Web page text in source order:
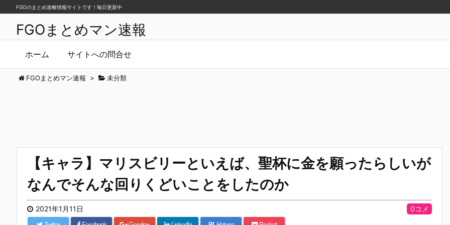
FGOまとめマン速報
ホーム サイトへの問合せ
FGOのまとめ攻略情報サイトです！毎日更新中
FGOまとめマン速報 > 未分類
【キャラ】マリスビリーといえば、聖杯に金を願ったらしいが
なんでそんな回りくどいことをしたのか
2021年1月11日 0コメ